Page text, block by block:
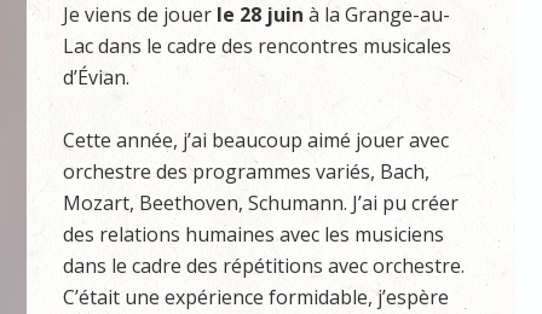
Je viens de jouer le 28 juin à la Grange-au-
Lac dans le cadre des rencontres musicales
d’Évian.
Cette année, j’ai beaucoup aimé jouer avec
orchestre des programmes variés, Bach,
Mozart, Beethoven, Schumann. J’ai pu créer
des relations humaines avec les musiciens
dans le cadre des répétitions avec orchestre.
C’était une expérience formidable, j’espère